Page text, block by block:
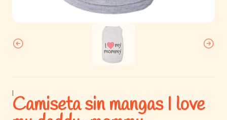
|
Camiseta sin mangas I love